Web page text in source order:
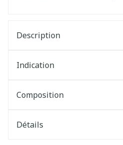
Description
Indication
Composition
Détails